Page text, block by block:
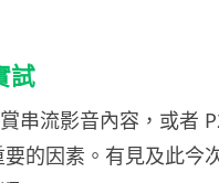
試
串流影音內容，或者
的因素。有見及此今